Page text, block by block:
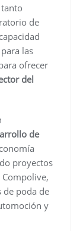
de
las
ofrecer
del
de
proyectos
de poda de
y